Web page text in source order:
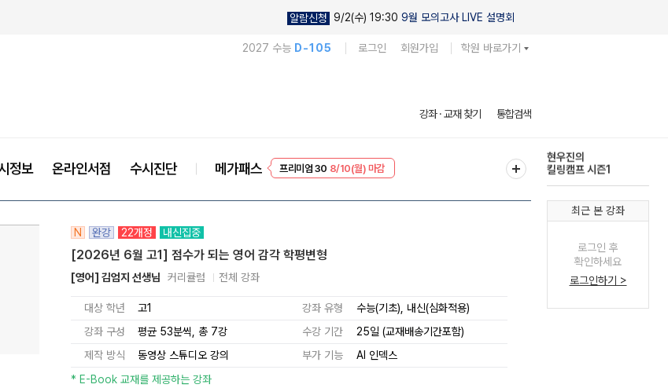
알람신청 9/2(수) 19:30 9월 모의고사 LIVE 설명회
2027 수능 D-105 로그인 회원가입 학원 바로가기
강좌 · 교재 찾기 통합검색
정보 온라인서점 수시진단 메가패스
EVENT 8/10(월) 마감
다채로운 난도
실전 모의고사
N 완강 22개정 내신집중
[2026년 6월 고1] 점수가 되는 영어 감각 학평변형
[영어] 김엄지 선생님 커리큘럼 전체 강좌
대상 학년 고1 강좌 유형
수능(기초), 내신(심화적용)
강좌 구성
평균 53분씩, 총 7강 수강 기간
25일 (교재배송기간포함)
제작 방식
동영상 스튜디오 강의 부가 기능
AI 인덱스
* E-Book 교재를 제공하는 강좌
최근 본 강좌
로그인 후
확인하세요
로그인하기 >